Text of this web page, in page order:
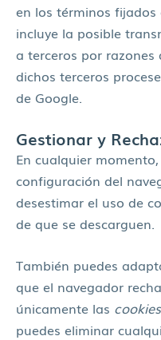
en los términos fijados
incluye la posible
a terceros por razones
dichos terceros
de Google.
Gestionar y
En cualquier
configuración del
desestimar el uso de
de que se descarguen.
También puedes
que el navegador
únicamente las cookies
puedes eliminar